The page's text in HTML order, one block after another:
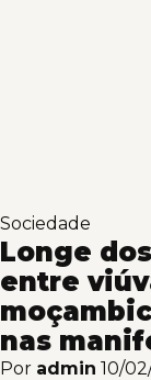
Sociedade
Longe
entre
nas
Por admin 10/